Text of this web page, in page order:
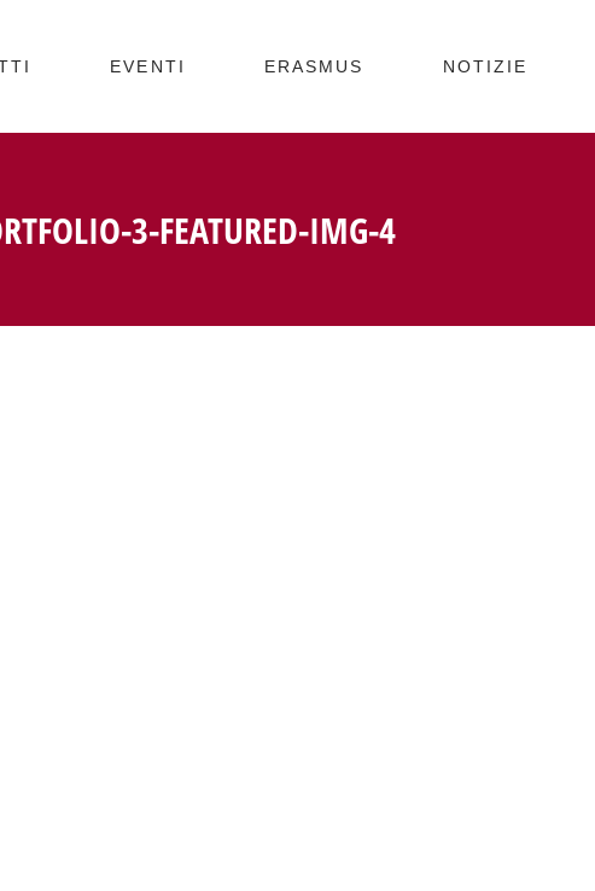
EVENTI ERASMUS NOTIZIE
3-FEATURED-IMG-4